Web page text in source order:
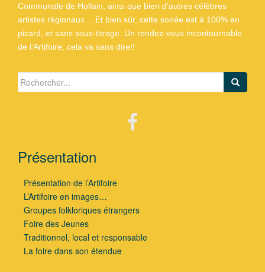
Communale de Hollain, ainsi que bien d’autres célèbres
artistes régionaux… Et bien sûr, cette soirée est à 100% en
picard, et sans sous-titrage. Un rendez-vous incontournable
de l’Artifoire, cela va sans dire!!
Search for:
Présentation
Présentation de l’Artifoire
L’Artifoire en images…
Groupes folkloriques étrangers
Foire des Jeunes
Traditionnel, local et responsable
La foire dans son étendue